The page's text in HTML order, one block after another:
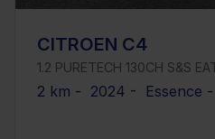
CITROEN C4
1.2 PURETECH 130CH S&S
2 km - 2024 - Essence